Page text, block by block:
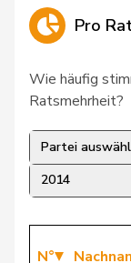
Pro
Wie häufig
Ratsmehrheit?
Partei
2014
N°